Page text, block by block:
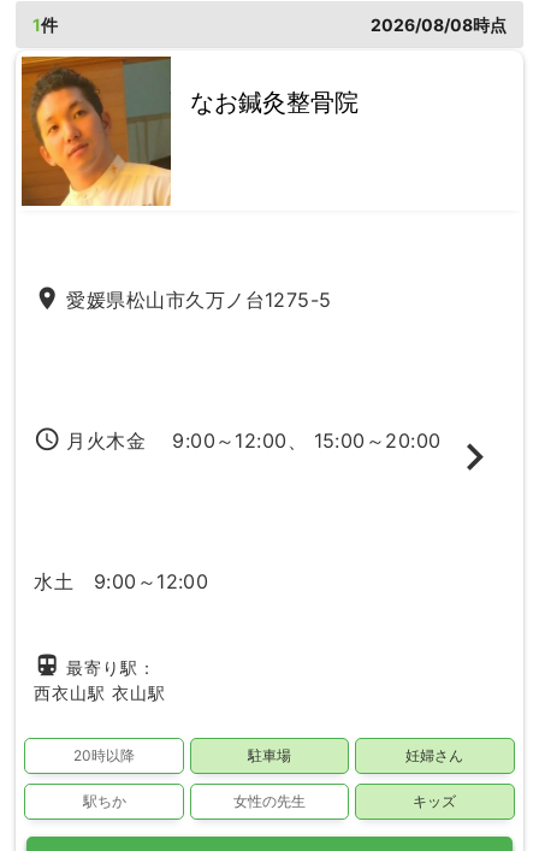
1件 2026/08/08時点
なお鍼灸整骨院
place 愛媛県松山市久万ノ台1275-5
access_time 月火木金 9:00～12:00、 15:00～20:00
水土 9:00～12:00
directions_subway 最寄り駅：
西衣山駅 衣山駅
20時以降 駐車場 妊婦さん
駅ちか 女性の先生 キッズ